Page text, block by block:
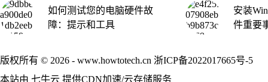
如何测试您的电脑硬件故
障：提示和工具
安装
件重要
版权所有 © 2026 - www.howtotech.cn 浙ICP备2022017665号-5
本站由 七牛云 提供CDN加速/云存储服务